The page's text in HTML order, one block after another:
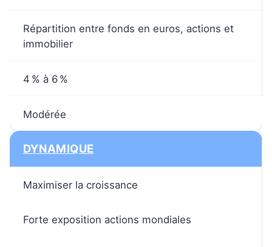
Répartition entre fonds en euros, actions et
immobilier
4 % à 6 %
Modérée
DYNAMIQUE
Maximiser la croissance
Forte exposition actions mondiales